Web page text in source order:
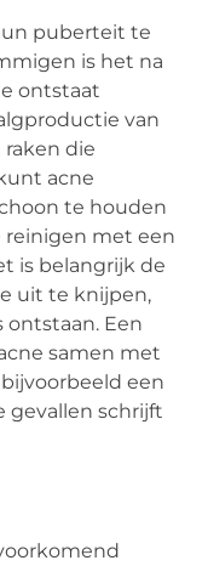
puberteit te
is het na
ontstaat
van
die
acne
te houden
reinigen met een
is belangrijk de
uit te knijpen,
Een
samen met
een
gevallen schrijft